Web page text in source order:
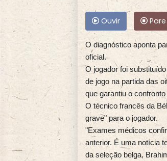
Ouvir
O diagnóstico aponta
oficial.
O jogador foi
de jogo na partida das
que garantiu o
O técnico francês da
grave" para o jogador.
"Exames médicos
anterior. É uma notícia
da seleção belga,